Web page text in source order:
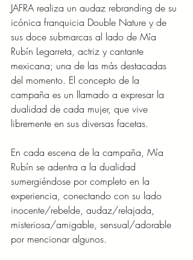
JAFRA realiza un audaz rebranding de su
icónica franquicia Double Nature y de
sus doce submarcas al lado de Mía
Rubín Legarreta, actriz y cantante
mexicana; una de las más destacadas
del momento. El concepto de la
campaña es un llamado a expresar la
dualidad de cada mujer, que vive
libremente en sus diversas facetas.
En cada escena de la campaña, Mía
Rubín se adentra a la dualidad
sumergiéndose por completo en la
experiencia, conectando con su lado
inocente/rebelde, audaz/relajada,
misteriosa/amigable, sensual/adorable
por mencionar algunos.